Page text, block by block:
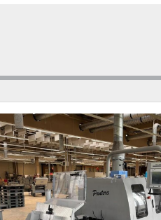
zum Klebebinder
ZU mit Handanlage
mit Infrarot